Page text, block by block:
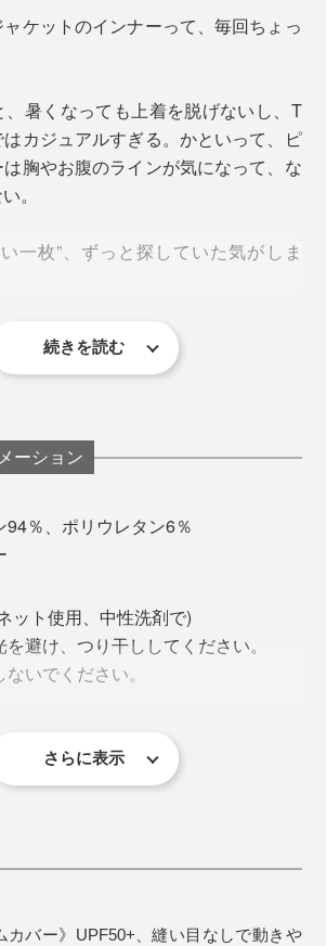
おかげで、
ワンサイズでもたいてい
。動きを妨げず、ストレスなく着られ
方を変えているのもポイント。ボデ
くい鹿の子調、汗をかきやすい首・
編みに切り替えています。
の暑さ。「サラリT」で、涼やかに
がけた、小松マテーレ ファブリックラボラトリー「fa-
て誕生し、最初は地元だけで細々と
う『Salari』。
は、日本女子テニス連盟に加入して
口コミ。その愛用者が石川県から関
とを契機に、徐々に日本全国にファ
ランニングにトレッキング……、アク
ケットのインナーって、毎回ちょっ
、暑くなっても上着を脱げないし、T
カジュアルすぎる。かといって、ピ
胸やお腹のラインが気になって、な
。
一枚”、ずっと探していた気がしま
違いました。
に出られる安心感があって、なおか
つかない。ほどよくゆとりがあって、
ボトムにインしなくてもバランスが
なるお腹まわりもさりげなくカバ
続きを読む
ーション
94％、ポリウレタン6％
ット使用、中性洗剤で)
避け、つり干ししてください。
いでください。
ングはお控え下さい。
品の裾がカールする場合がありま
さらに表示
カバー》UPF50+、縫い目なしで動きや